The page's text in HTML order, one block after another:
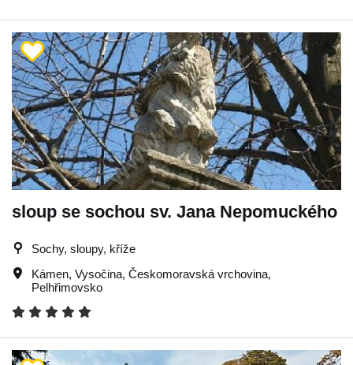
sloup se sochou sv. Jana Nepomuckého
Sochy, sloupy, kříže
Kámen, Vysočina, Českomoravská vrchovina,
Pelhřimovsko